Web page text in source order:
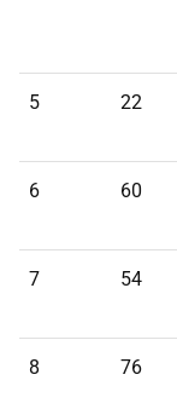
5 22
6 60
7 54
8 76